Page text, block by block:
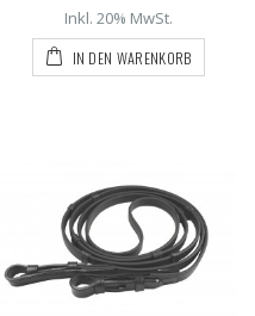
Inkl. 20% MwSt.
IN DEN WARENKORB